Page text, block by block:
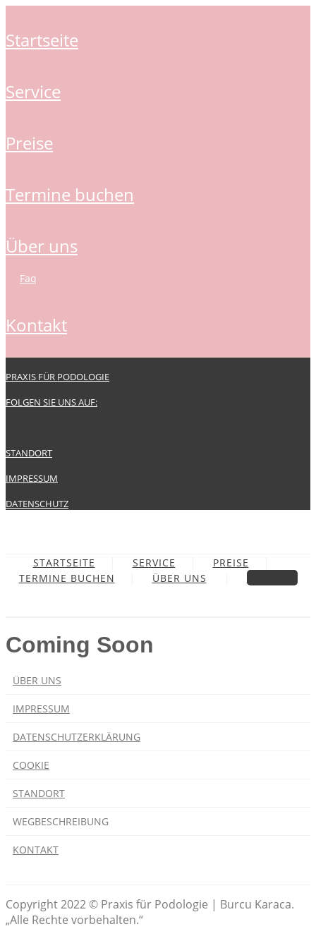
startseite
service
preise
termine buchen
über uns
faq
kontakt
PRAXIS FÜR PODOLOGIE
FOLGEN SIE UNS AUF:
STANDORT
IMPRESSUM
DATENSCHUTZ
STARTSEITE SERVICE
PREISE
TERMINE BUCHEN
ÜBER UNS
Coming Soon
ÜBER UNS
IMPRESSUM
DATENSCHUTZERKLÄRUNG
COOKIE
STANDORT
WEGBESCHREIBUNG
KONTAKT
Copyright 2022 © Praxis für Podologie | Burcu Karaca.
„Alle Rechte vorbehalten.“